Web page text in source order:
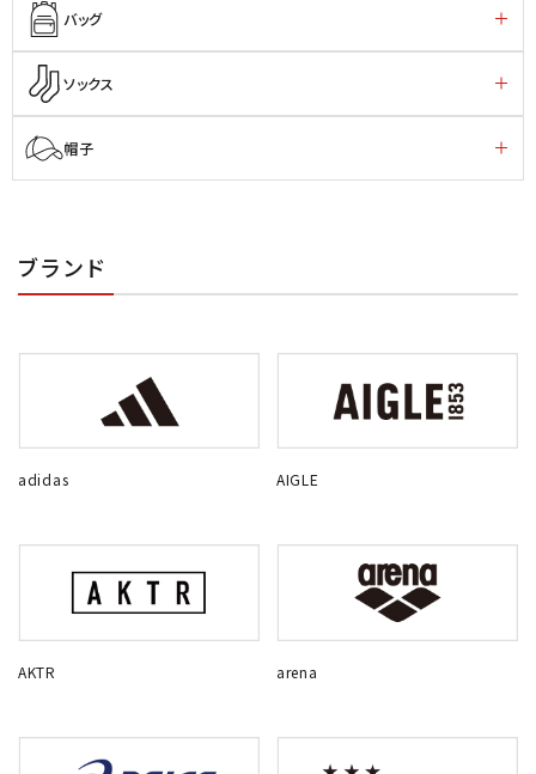
バッグ
ソックス
帽子
ブランド
adidas AIGLE
AKTR arena